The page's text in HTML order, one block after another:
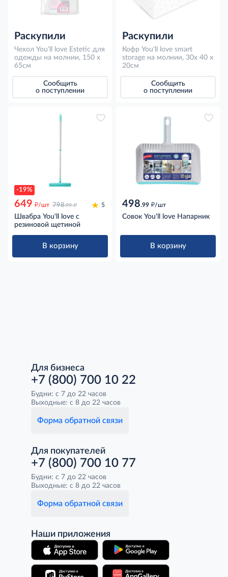
Раскупили
Чехол You'll love Estetic для
одежды на молнии, 150 x
65см
Сообщить
о поступлении
Раскупили
Кофр You'll love smart
storage на молнии, 30x 40 x
20см
Сообщить
о поступлении
-19%
649 д/шт 798.99 д 5
Швабра You'll love с
резиновой щетиной
В корзину
498.99 д/шт
Совок You'll love Напарник
В корзину
Для бизнеса
+7 (800) 700 10 22
Будни: с 7 до 22 часов
Выходные: с 8 до 22 часов
Форма обратной связи
Для покупателей
+7 (800) 700 10 77
Будни: с 7 до 22 часов
Выходные: с 8 до 22 часов
Форма обратной связи
Наши приложения